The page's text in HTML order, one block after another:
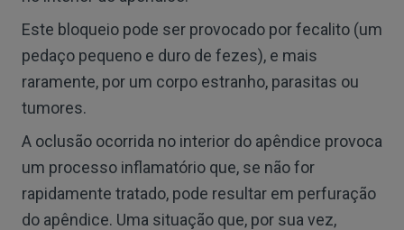
Este bloqueio pode ser provocado por fecalito (um
pedaço pequeno e duro de fezes), e mais
raramente, por um corpo estranho, parasitas ou
tumores.
A oclusão ocorrida no interior do apêndice provoca
um processo inflamatório que, se não for
rapidamente tratado, pode resultar em perfuração
do apêndice. Uma situação que, por sua vez,